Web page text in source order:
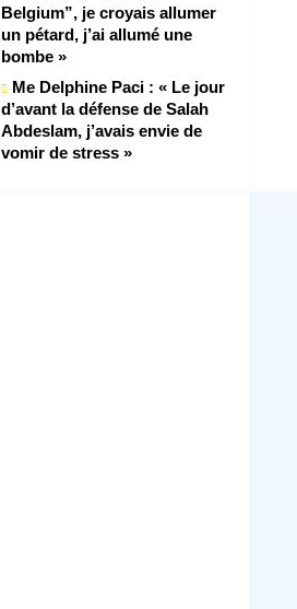
Belgium”, je croyais allumer
un pétard, j’ai allumé une
bombe »
Me Delphine Paci : « Le jour
d’avant la défense de Salah
Abdeslam, j’avais envie de
vomir de stress »